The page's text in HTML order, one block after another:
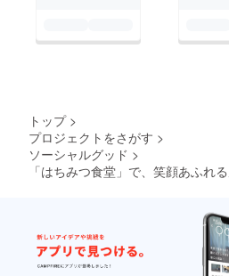
トップ >
プロジェクトをさがす >
ソーシャルグッド >
「はちみつ食堂」で、笑顔あふれ